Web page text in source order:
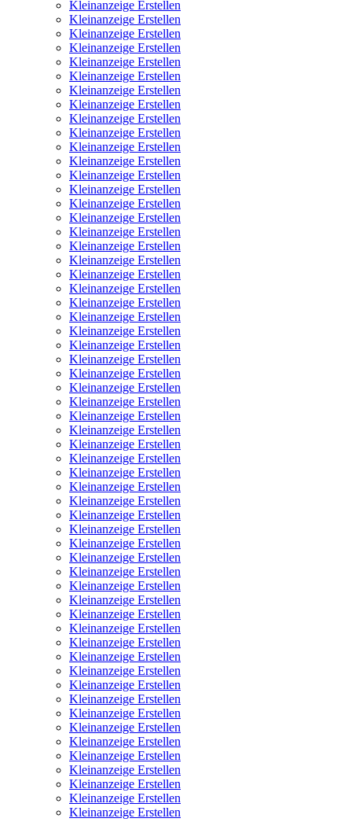
Kleinanzeige Erstellen
Kleinanzeige Erstellen
Kleinanzeige Erstellen
Kleinanzeige Erstellen
Kleinanzeige Erstellen
Kleinanzeige Erstellen
Kleinanzeige Erstellen
Kleinanzeige Erstellen
Kleinanzeige Erstellen
Kleinanzeige Erstellen
Kleinanzeige Erstellen
Kleinanzeige Erstellen
Kleinanzeige Erstellen
Kleinanzeige Erstellen
Kleinanzeige Erstellen
Kleinanzeige Erstellen
Kleinanzeige Erstellen
Kleinanzeige Erstellen
Kleinanzeige Erstellen
Kleinanzeige Erstellen
Kleinanzeige Erstellen
Kleinanzeige Erstellen
Kleinanzeige Erstellen
Kleinanzeige Erstellen
Kleinanzeige Erstellen
Kleinanzeige Erstellen
Kleinanzeige Erstellen
Kleinanzeige Erstellen
Kleinanzeige Erstellen
Kleinanzeige Erstellen
Kleinanzeige Erstellen
Kleinanzeige Erstellen
Kleinanzeige Erstellen
Kleinanzeige Erstellen
Kleinanzeige Erstellen
Kleinanzeige Erstellen
Kleinanzeige Erstellen
Kleinanzeige Erstellen
Kleinanzeige Erstellen
Kleinanzeige Erstellen
Kleinanzeige Erstellen
Kleinanzeige Erstellen
Kleinanzeige Erstellen
Kleinanzeige Erstellen
Kleinanzeige Erstellen
Kleinanzeige Erstellen
Kleinanzeige Erstellen
Kleinanzeige Erstellen
Kleinanzeige Erstellen
Kleinanzeige Erstellen
Kleinanzeige Erstellen
Kleinanzeige Erstellen
Kleinanzeige Erstellen
Kleinanzeige Erstellen
Kleinanzeige Erstellen
Kleinanzeige Erstellen
Kleinanzeige Erstellen
Kleinanzeige Erstellen